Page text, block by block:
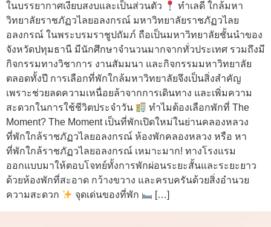
ในบรรยากาศเงียบสงบและเป็นส่วนตัว
ทำเลดี ใกล้มหา
วิทยาลัยราชภัฏวไลยอลงกรณ์ มหาวิทยาลัยราชภัฏวไลย
อลงกรณ์ ในพระบรมราชูปถัมภ์ ถือเป็นมหาวิทยาลัยชั้นนำของ
จังหวัดปทุมธานี มีนักศึกษาจำนวนมากจากทั่วประเทศ รวมถึงมี
กิจกรรมทางวิชาการ งานสัมมนา และกิจกรรมมหาวิทยาลัย
ตลอดทั้งปี การเลือกที่พักใกล้มหาวิทยาลัยจึงเป็นสิ่งสำคัญ
เพราะช่วยลดความเหนื่อยล้าจากการเดินทาง และเพิ่มความ
สะดวกในการใช้ชีวิตประจำวัน
ทำไมต้องเลือกพักที่ The
Moment? The Moment เป็นที่พักเปิดใหม่ในย่านคลองหลวง
ที่พักใกล้ราชภัฏวไลยอลงกรณ์ ห้องพักคลองหลวง หรือ หา
ที่พักใกล้ราชภัฏวไลยอลงกรณ์ เหมาะมาก! ทางโรงแรม
ออกแบบมาให้ตอบโจทย์ทั้งการพักผ่อนระยะสั้นและระยะยาว
ด้วยห้องพักที่สะอาด กว้างขวาง และครบครันด้วยสิ่งอำนวย
ความสะดวก
จุดเด่นของที่พัก […]